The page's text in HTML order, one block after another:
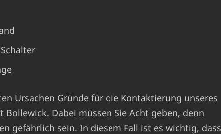
Ursachen Gründe für die Kontaktierung unseres
Dabei müssen Sie Acht geben, denn
gefährlich sein. In diesem Fall ist es wichtig, dass